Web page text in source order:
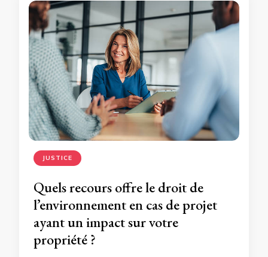
JUSTICE
Quels recours offre le droit de
l’environnement en cas de projet
ayant un impact sur votre
propriété ?